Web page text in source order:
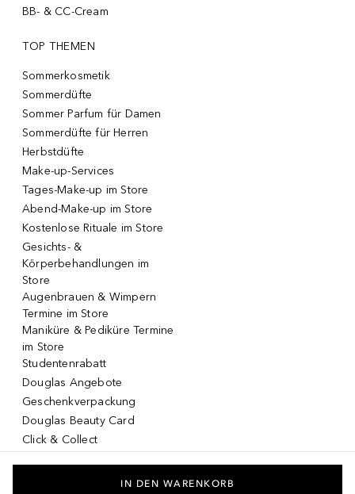
BB- & CC-Cream
TOP THEMEN
Sommerkosmetik
Sommerdüfte
Sommer Parfum für Damen
Sommerdüfte für Herren
Herbstdüfte
Make-up-Services
Tages-Make-up im Store
Abend-Make-up im Store
Kostenlose Rituale im Store
Gesichts- &
Körperbehandlungen im
Store
Augenbrauen & Wimpern
Termine im Store
Maniküre & Pediküre Termine
im Store
Studentenrabatt
Douglas Angebote
Geschenkverpackung
Douglas Beauty Card
Click & Collect
IN DEN WARENKORB